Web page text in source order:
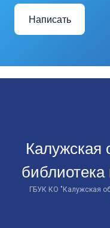
Написать
Калужская
ГБУК КО "Калужская